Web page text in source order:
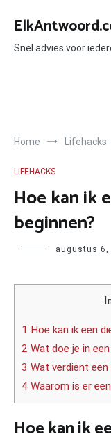
naar
inhoudSnel advies voor
Home Lifehacks
LIFEHACKS
Hoe kan ik
beginnen?
Author augustus 6,
1 Hoe kan ik een
2 Wat doe je in
3 Wat verdient een
4 Waarom is er
Hoe kan ik